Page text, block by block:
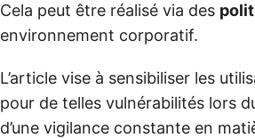
Cela peut être réalisé via des
environnement corporatif.
L’article vise à sensibiliser les
pour de telles vulnérabilités lors
d’une vigilance constante en